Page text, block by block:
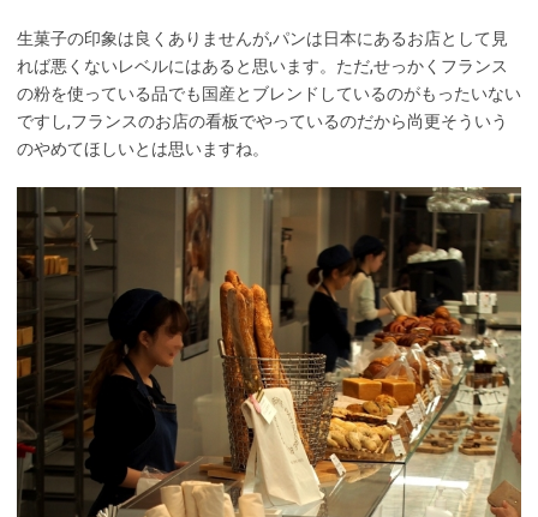
生菓子の印象は良くありませんが,パンは日本にあるお店として見
れば悪くないレベルにはあると思います。ただ,せっかくフランス
の粉を使っている品でも国産とブレンドしているのがもったいない
ですし,フランスのお店の看板でやっているのだから尚更そういう
のやめてほしいとは思いますね。